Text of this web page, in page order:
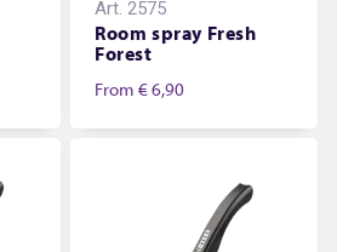
Art. 2575
Room spray Fresh
Forest
From € 6,90